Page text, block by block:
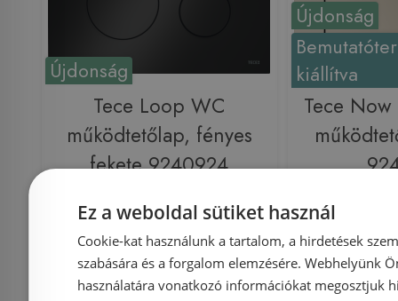
Újdonság
Tece Loop WC
működtetőlap, fényes
fekete 9240924
Azonosító: 221715
Újdonság
kiállítva
Tece
Ez a weboldal sütiket használ
Cookie-kat használunk a tartalom, a hirdetések
szabására és a forgalom elemzésére. Webhelyünk
használatára vonatkozó információkat megosztjuk